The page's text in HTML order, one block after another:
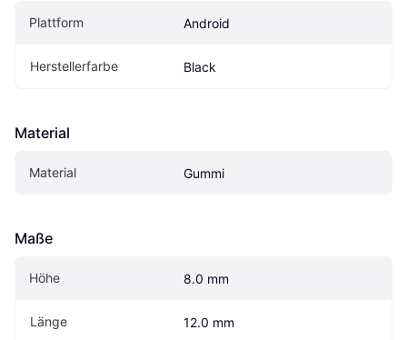
Plattform Android
Herstellerfarbe Black
Material
Material Gummi
Maße
Höhe 8.0 mm
Länge 12.0 mm